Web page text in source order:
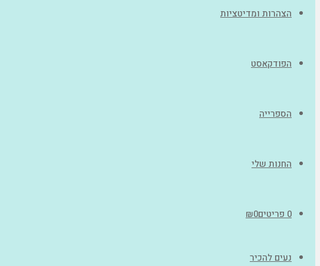
הצהרות ומדיטציות
הפודקאסט
הספרייה
החנות שלי
0 פריטים ₪0
נעים להכיר